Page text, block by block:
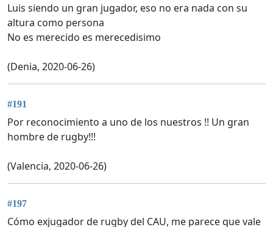
Luis siendo un gran jugador, eso no era nada con su
altura como persona
No es merecido es merecedisimo
(Denia, 2020-06-26)
#191
Por reconocimiento a uno de los nuestros !! Un gran
hombre de rugby!!!
(Valencia, 2020-06-26)
#197
Cómo exjugador de rugby del CAU, me parece que vale